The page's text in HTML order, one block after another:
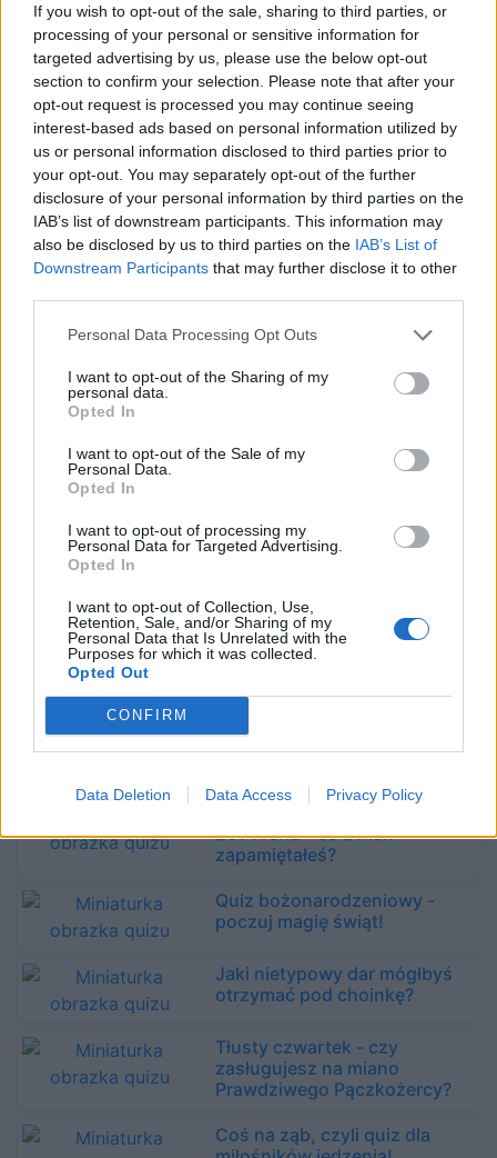
If you wish to opt-out of the sale, sharing to third parties, or
processing of your personal or sensitive information for
targeted advertising by us, please use the below opt-out
section to confirm your selection. Please note that after your
opt-out request is processed you may continue seeing
interest-based ads based on personal information utilized by
us or personal information disclosed to third parties prior to
your opt-out. You may separately opt-out of the further
disclosure of your personal information by third parties on the
IAB’s list of downstream participants. This information may
also be disclosed by us to third parties on the IAB’s List of
Downstream Participants that may further disclose it to other
Personal Data Processing Opt Outs
I want to opt-out of the Sharing of my
personal data.
Opted In
I want to opt-out of the Sale of my
Personal Data.
Opted In
I want to opt-out of processing my
Personal Data for Targeted Advertising.
Opted In
I want to opt-out of Collection, Use,
Retention, Sale, and/or Sharing of my
Personal Data that Is Unrelated with the
Purposes for which it was collected.
Opted Out
CONFIRM
Data Deletion Data Access Privacy Policy
Rozpocznij quiz
Wielkanocna!
Noworoczna wróżba z kart
Jakie powinno być Twoje
Wróżba świąteczna! Co
powinieneś zrobić w Święta?
2014 roku - co z nich
zapamiętałeś?
Quiz bożonarodzeniowy -
poczuj magię świąt!
Jaki nietypowy dar mógłbyś
otrzymać pod choinkę?
Tłusty czwartek - czy
zasługujesz na miano
Prawdziwego Pączkożercy?
Coś na ząb, czyli quiz dla